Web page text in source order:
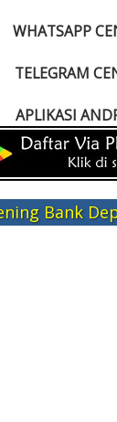
WHATSAPP
TELEGRAM
APLIKASI
Bank